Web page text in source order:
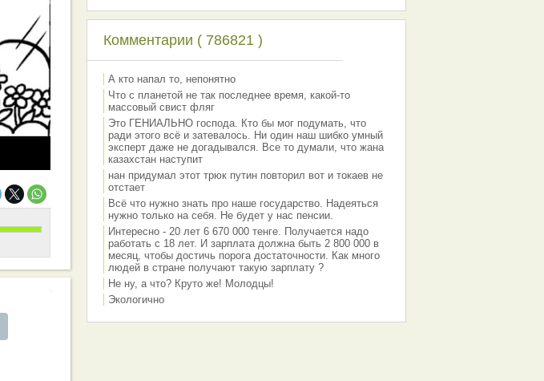
Комментарии ( 786821 )
А кто напал то, непонятно
Что с планетой не так последнее время, какой-то
массовый свист фляг
Это ГЕНИАЛЬНО господа. Кто бы мог подумать, что
ради этого всё и затевалось. Ни один наш шибко умный
эксперт даже не догадывался. Все то думали, что жана
казахстан наступит
нан придумал этот трюк путин повторил вот и токаев не
отстает
Всё что нужно знать про наше государство. Надеяться
нужно только на себя. Не будет у нас пенсии.
Интересно - 20 лет 6 670 000 тенге. Получается надо
работать с 18 лет. И зарплата должна быть 2 800 000 в
месяц, чтобы достичь порога достаточности. Как много
людей в стране получают такую зарплату ?
Не ну, а что? Круто же! Молодцы!
Экологично